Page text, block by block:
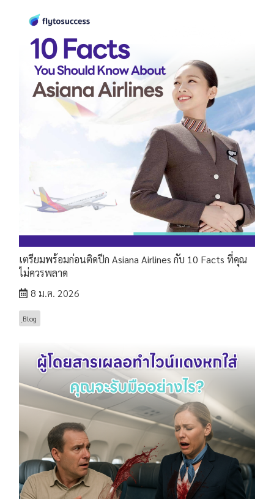
เตรียมพร้อมก่อนติดปีก Asiana Airlines กับ 10 Facts ที่คุณ
ไม่ควรพลาด
8 ม.ค. 2026
ฺBlog